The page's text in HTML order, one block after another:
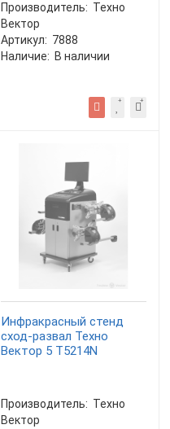
Производитель: Техно
Вектор
Артикул: 7888
Наличие: В наличии
Инфракрасный стенд
сход-развал Техно
Вектор 5 T5214N
Производитель: Техно
Вектор